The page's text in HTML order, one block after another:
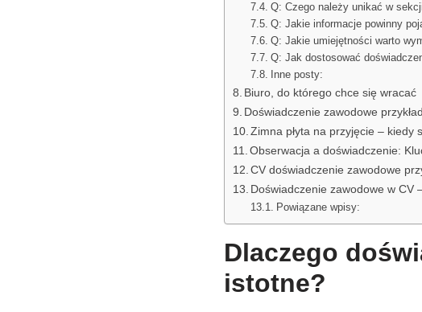
Q: Czego należy unikać w
Q: Jakie informacje powinny
Q: Jakie umiejętności warto
Q: Jak dostosować
Inne posty:
Biuro, do którego chce się wracać
Doświadczenie zawodowe
Zimna płyta na przyjęcie – kiedy
Obserwacja a doświadczenie:
CV doświadczenie zawodowe
Doświadczenie zawodowe w CV
Powiązane wpisy:
Dlaczego
istotne?